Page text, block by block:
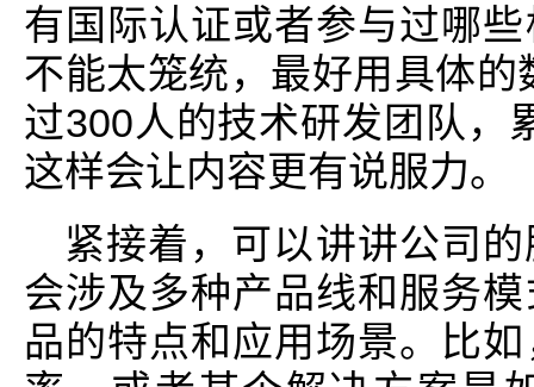
有国际认证或者参与过哪
不能太笼统，最好用具体的
过300人的技术研发团队，
这样会让内容更有说服力。
紧接着，可以讲讲公司
会涉及多种产品线和服务
品的特点和应用场景。比